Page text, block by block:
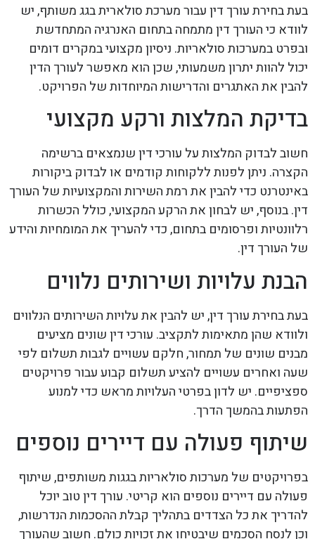
בעת בחירת עורך דין עבור מערכת סולארית בגג משותף, יש
לוודא כי העורך דין מתמחה בתחום האנרגיה המתחדשת
ובפרט במערכות סולאריות. ניסיון מקצועי במקרים דומים
יכול להוות יתרון משמעותי, שכן הוא מאפשר לעורך הדין
להבין את האתגרים והדרישות המיוחדות של הפרויקט.
בדיקת המלצות ורקע מקצועי
חשוב לבדוק המלצות על עורכי דין שנמצאים ברשימה
הקצרה. ניתן לפנות ללקוחות קודמים או לבדוק ביקורות
באינטרנט כדי להבין את רמת השירות והמקצועיות של העורך
דין. בנוסף, יש לבחון את הרקע המקצועי, כולל הכשרות
רלוונטיות ופרסומים בתחום, כדי להעריך את המומחיות והידע
של העורך דין.
הבנת עלויות ושירותים נלווים
בעת בחירת עורך דין, יש להבין את עלויות השירותים הנלווים
ולוודא שהן מתאימות לתקציב. עורכי דין שונים מציעים
מבנים שונים של תמחור, חלקם עשויים לגבות תשלום לפי
שעה ואחרים עשויים להציע תשלום קבוע עבור פרויקטים
ספציפיים. יש לדון בפרטי העלויות מראש כדי למנוע
הפתעות בהמשך הדרך.
שיתוף פעולה עם דיירים נוספים
בפרויקטים של מערכות סולאריות בגגות משותפים, שיתוף
פעולה עם דיירים נוספים הוא קריטי. עורך דין טוב יוכל
להדריך את כל הצדדים בתהליך קבלת ההסכמות הנדרשות,
וכן לנסח הסכמים שיבטיחו את זכויות כולם. חשוב שהעורך